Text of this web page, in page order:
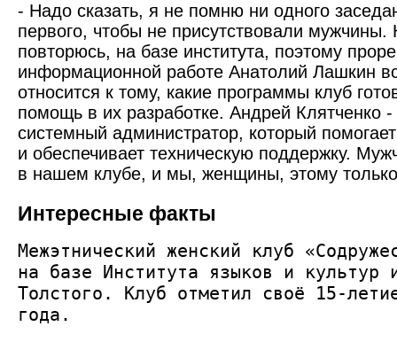
- Надо сказать, я не помню ни одного
первого, чтобы не присут­ствовали мужчины.
повторюсь, на базе института, поэтому
информационной работе Анатолий Лашкин
относится к тому, какие программы клуб
помощь в их разработке. Андрей Клятченко
системный администратор, который
и обеспечивает техническую поддержку.
в нашем клубе, и мы, женщины, этому
Интересные факты
Межэтнический жен­ский клуб
на базе Инсти­тута языков и культур
Толстого. Клуб отметил своё 15-
года.